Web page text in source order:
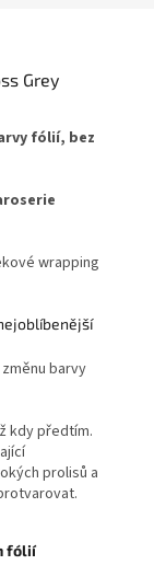
Grey
fólií, bez
wrapping
barvy
kdy předtím.
prolisů a
fólií